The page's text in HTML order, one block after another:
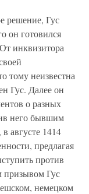
решение, Гус
он готовился
инквизитора
тому неизвестна
Гус. Далее он
о разных
него бывшим
августе 1414
предлагая
против
призывом Гус
немецком